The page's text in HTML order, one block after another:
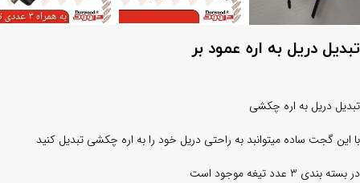
تبدیل دریل به اره عمود بر
تبدیل دریل به اره چکشی
با این گجت ساده میتوانبد به راحتی دریل خود را به اره چکشی تبدیل کنید
در بسته بندی 3 عدد تیغه موجود است